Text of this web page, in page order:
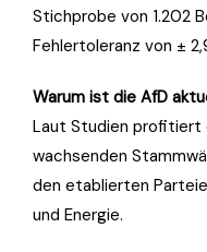
Stichprobe von 1.202
Fehlertoleranz von ±
Warum ist die AfD
Laut Studien profitiert
wachsenden
den etablierten
und Energie.